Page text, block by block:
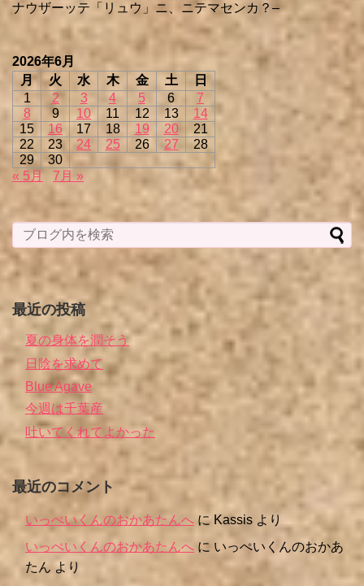
ナウザーッテ「リュウ」ニ、ニテマセンカ？–
2026年6月
月
火 水 木 金 土
日
1
2 3 4 5 6
7
8
9 10 11 12 13
14
15
16 17 18 19 20
21
22
23 24 25 26 27
28
29
30
« 5月
7月 »
最近の投稿
夏の身体を潤そう
日陰を求めて
Blue Agave
今週は千葉産
吐いてくれてよかった
最近のコメント
いっぺいくんのおかあたんへ に Kassis より
いっぺいくんのおかあたんへ に いっぺいくんのおかあ
たん より